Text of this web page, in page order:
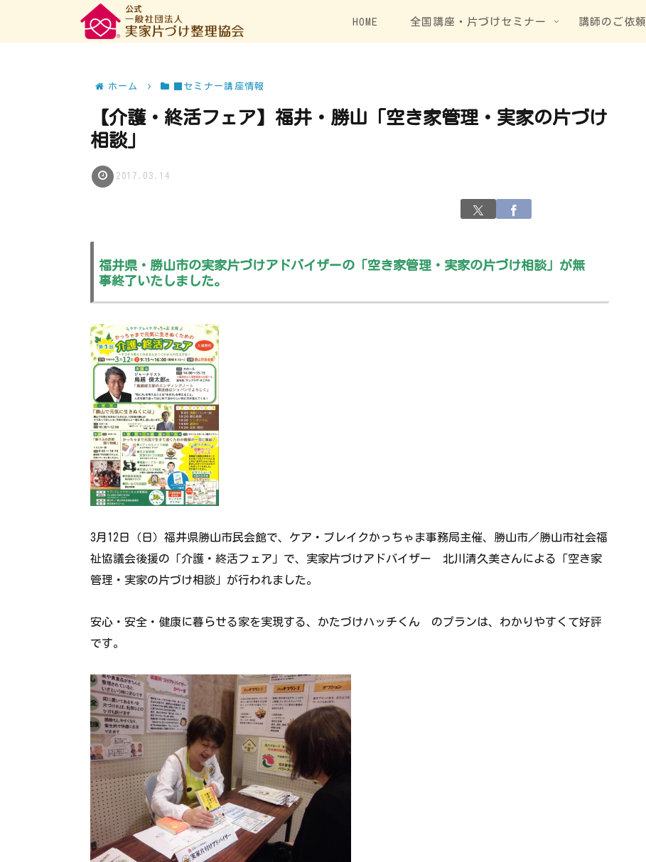
HOME 全国講座・片づけセミナー 講師のご依頼
ホーム ■セミナー講座情報
【介護・終活フェア】福井・勝山「空き家管理・実家の片づけ
相談」
2017.03.14
福井県・勝山市の実家片づけアドバイザーの「空き家管理・実家の片づけ相談」が無
事終了いたしました。
3月12日（日）福井県勝山市民会館で、ケア・ブレイクかっちゃま事務局主催、勝山市／勝山市社会福
祉協議会後援の「介護・終活フェア」で、実家片づけアドバイザー 北川清久美さんによる「空き家
管理・実家の片づけ相談」が行われました。
安心・安全・健康に暮らせる家を実現する、かたづけハッチくん のプランは、わかりやすくて好評
です。